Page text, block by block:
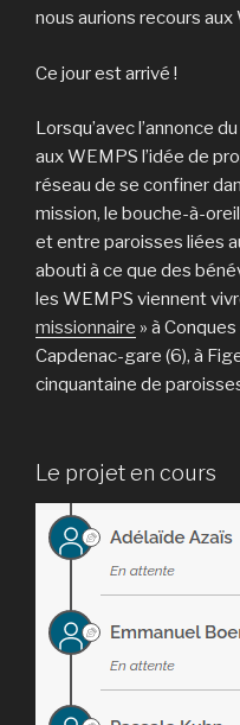
nous aurions recours
Ce jour est arrivé !
Lorsqu’avec l’annonce
aux WEMPS l’idée de
réseau de se confiner
mission, le bouche-à-
et entre paroisses liées
abouti à ce que des
les WEMPS viennent
missionnaire » à
Capdenac-gare (6), à
cinquantaine de
Le projet en cours